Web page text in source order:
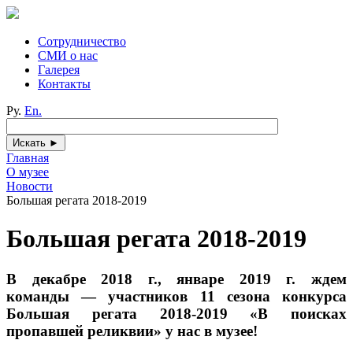
Сотрудничество
СМИ о нас
Галерея
Контакты
Ру. En.
Главная
О музее
Новости
Большая регата 2018-2019
Большая регата 2018-2019
В декабре 2018 г., январе 2019 г. ждем
команды ― участников 11 сезона конкурса
Большая регата 2018-2019 «В поисках
пропавшей реликвии» у нас в музее!